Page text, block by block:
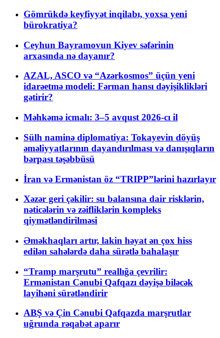
Gömrükdə keyfiyyət inqilabı, yoxsa yeni
bürokratiya?
Ceyhun Bayramovun Kiyev səfərinin
arxasında nə dayanır?
AZAL, ASCO və “Azərkosmos” üçün yeni
idarəetmə modeli: Fərman hansı dəyişiklikləri
gətirir?
Məhkəmə icmalı: 3–5 avqust 2026-cı il
Sülh naminə diplomatiya: Tokayevin döyüş
əməliyyatlarının dayandırılması və danışıqların
bərpası təşəbbüsü
İran və Ermənistan öz “TRIPP”lərini hazırlayır
Xəzər geri çəkilir: su balansına dair risklərin,
nəticələrin və zəifliklərin kompleks
qiymətləndirilməsi
Əməkhaqları artır, lakin həyat ən çox hiss
edilən sahələrdə daha sürətlə bahalaşır
“Tramp marşrutu” reallığa çevrilir:
Ermənistan Cənubi Qafqazı dəyişə biləcək
layihəni sürətləndirir
ABŞ və Çin Cənubi Qafqazda marşrutlar
uğrunda rəqabət aparır